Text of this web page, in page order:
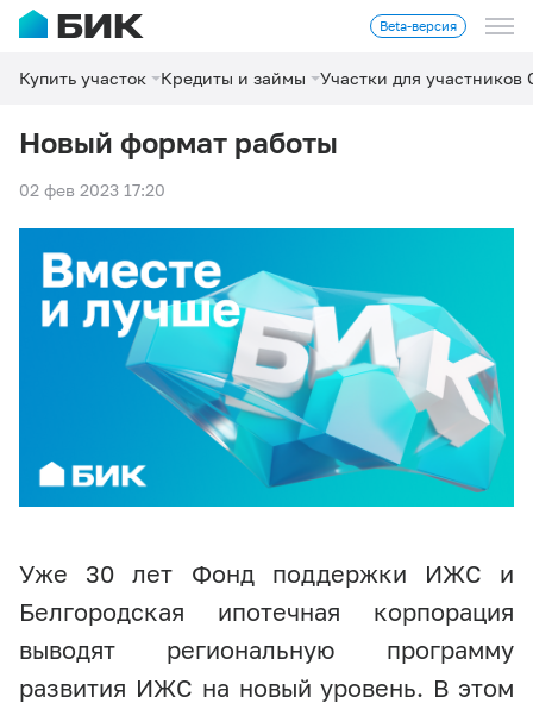
Beta-версия
Купить участок Кредиты и займы Участки для участников
Новый формат работы
02 фев 2023 17:20
Уже 30 лет Фонд поддержки ИЖС и
Белгородская ипотечная корпорация
выводят региональную программу
развития ИЖС на новый уровень. В этом